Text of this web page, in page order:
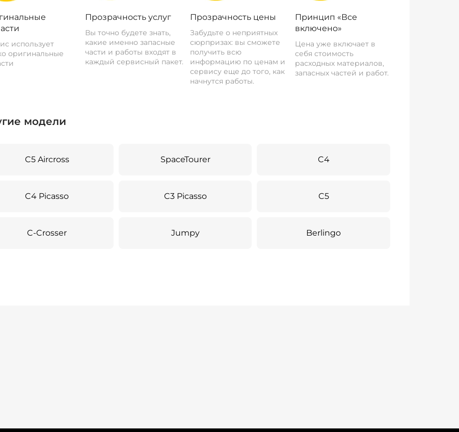
использует
оригинальные
Прозрачность услуг
Вы точно будете знать,
какие именно запасные
части и работы входят в
каждый сервисный пакет.
Прозрачность цены
Забудьте о неприятных
сюрпризах: вы сможете
получить всю
информацию по ценам и
сервису еще до того, как
начнутся работы.
Принцип «Все
включено»
Цена уже включает в
себя стоимость
расходных материалов,
запасных частей и работ.
модели
C5 Aircross SpaceTourer C4
C4 Picasso C3 Picasso C5
C-Crosser Jumpy Berlingo